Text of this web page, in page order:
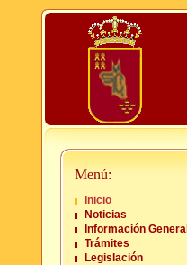
Menú:
Inicio
Noticias
Información General
Trámites
Legislación